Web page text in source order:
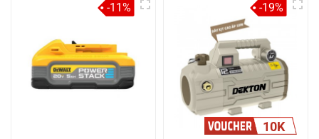
-11%
10K
-19%